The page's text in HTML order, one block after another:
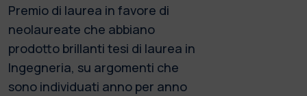
Premio di laurea in favore di
neolaureate che abbiano
prodotto brillanti tesi di laurea in
Ingegneria, su argomenti che
sono individuati anno per anno